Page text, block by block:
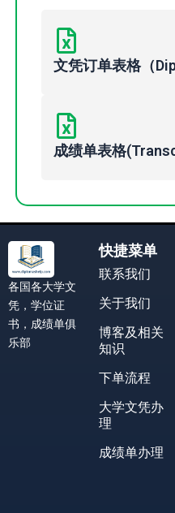
文凭订单表格（
成绩单表格
各国各大学文
凭，学位证
书，成绩单俱
乐部
快捷菜单
联系我们
关于我们
博客及相关
知识
下单流程
大学文凭办
理
成绩单办理